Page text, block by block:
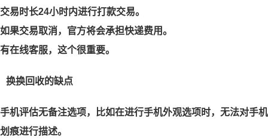
交易时长24小时内进行打款交易。
如果交易取消，官方将会承担快递费用。
有在线客服，这个很重要。
换换回收的缺点
手机评估无备注选项，比如在进行手机外观选项时，无法对手机
划痕进行描述。